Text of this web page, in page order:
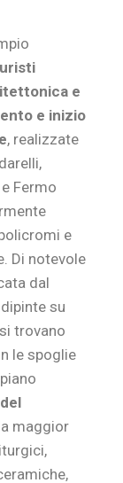
e
e inizio
, realizzate
Fermo
e
Di notevole
dal
su
trovano
le spoglie
maggior